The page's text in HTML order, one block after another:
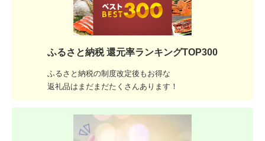
ふるさと納税 還元率ランキングTOP300
ふるさと納税の制度改定後もお得な
返礼品はまだまだたくさんあります！